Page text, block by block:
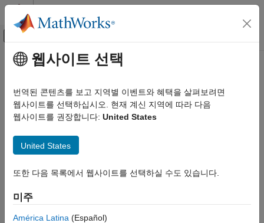
콘텐츠로 바로 가기
오프캔버스 탐색 메뉴 토글
문서 홈
Industrial Communication Toolbox
카테고리
Industrial Communication Toolbox 시작하기
OPC 표준 통신
AVEVA PI 서버 액세스
MQTT 프로토콜 통신
주요 콘텐츠
이 페이지는 기계 번역을 사용하여 번역되었습니다. 영어 원문을
AVEVAPI 서버 액세스
PI 에셋 프레임워크 및 PI Data Archive의 데이터에 액세스하기
Industrial Communication Toolbox™는 AVEVA
함수를 사용하면 AF 데이터베이스를 검색하고, 요소와 특성을
(R2026a 이후)
웹사이트 선택
번역된 콘텐츠를 보고 지역별 이벤트와 혜택을 살펴보려면
웹사이트를 선택하십시오. 현재 계신 지역에 따라 다음
웹사이트를 권장합니다: United States
United States
또한 다음 목록에서 웹사이트를 선택하실 수도 있습니다.
미주
América Latina (Español)